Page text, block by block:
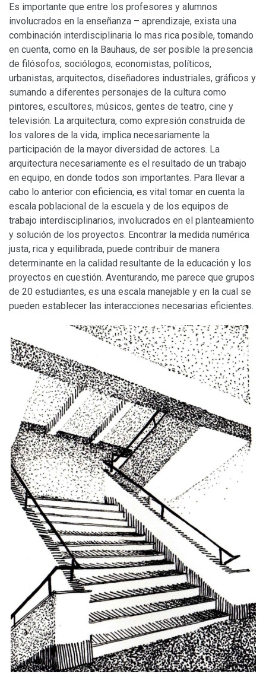
Es importante que entre los profesores y alumnos
involucrados en la enseñanza – aprendizaje, exista una
combinación interdisciplinaria lo mas rica posible, tomando
en cuenta, como en la Bauhaus, de ser posible la presencia
de filósofos, sociólogos, economistas, políticos,
urbanistas, arquitectos, diseñadores industriales, gráficos y
sumando a diferentes personajes de la cultura como
pintores, escultores, músicos, gentes de teatro, cine y
televisión. La arquitectura, como expresión construida de
los valores de la vida, implica necesariamente la
participación de la mayor diversidad de actores. La
arquitectura necesariamente es el resultado de un trabajo
en equipo, en donde todos son importantes. Para llevar a
cabo lo anterior con eficiencia, es vital tomar en cuenta la
escala poblacional de la escuela y de los equipos de
trabajo interdisciplinarios, involucrados en el planteamiento
y solución de los proyectos. Encontrar la medida numérica
justa, rica y equilibrada, puede contribuir de manera
determinante en la calidad resultante de la educación y los
proyectos en cuestión. Aventurando, me parece que grupos
de 20 estudiantes, es una escala manejable y en la cual se
pueden establecer las interacciones necesarias eficientes.